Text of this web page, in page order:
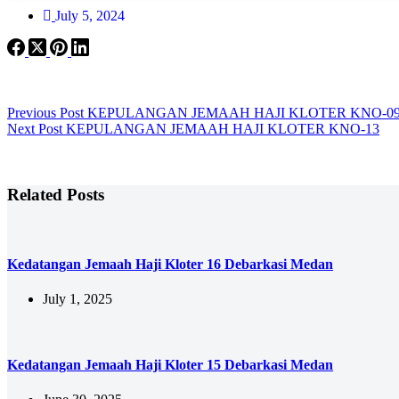
July 5, 2024
Previous Post KEPULANGAN JEMAAH HAJI KLOTER KNO-
NextPost KEPULANGAN JEMAAH HAJI KLOTER KNO-13
Related Posts
Kedatangan Jemaah Haji Kloter 16 Debarkasi Medan
July 1, 2025
Kedatangan Jemaah Haji Kloter 15 Debarkasi Medan